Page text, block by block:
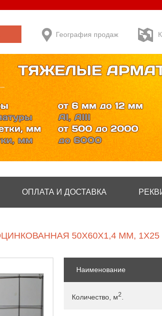
География продаж
ОПЛАТА И ДОСТАВКА
50Х60Х1,4 ММ, 1Х25
Наименование
Количество, м2